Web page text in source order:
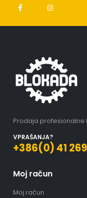
Prodaja
VPRAŠANJA?
+386(0) 41 269
Moj račun
Moj račun